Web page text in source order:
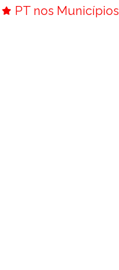
PT nos Municípios